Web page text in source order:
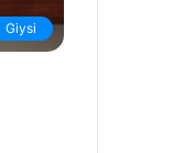
Giysi